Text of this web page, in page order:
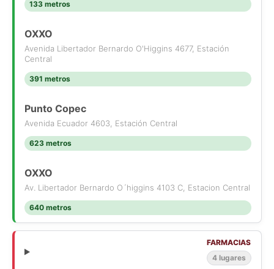
133 metros
OXXO
Avenida Libertador Bernardo O'Higgins 4677, Estación
Central
391 metros
Punto Copec
Avenida Ecuador 4603, Estación Central
623 metros
OXXO
Av. Libertador Bernardo O´higgins 4103 C, Estacion Central
640 metros
FARMACIAS
4 lugares